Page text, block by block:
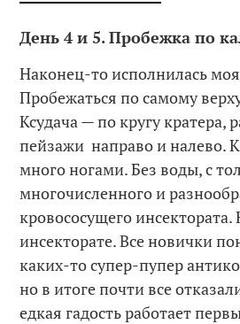
День 4 и 5. Пробежка по
Наконец-то исполнилась
Пробежаться по самому
Ксудача — по кругу кратера,
пейзажи направо и налево.
много ногами. Без воды, с
многочисленного и
кровососущего инсектората.
инсекторате. Все новички
каких-то супер-пупер
но в итоге почти все
едкая гадость работает